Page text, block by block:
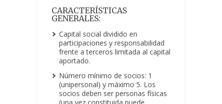
CARACTERÍSTICAS
GENERALES:
Capital social dividido en
participaciones y responsabilidad
frente a terceros limitada al capital
aportado.
Número mínimo de socios: 1
(unipersonal) y máximo 5. Los
socios deben ser personas físicas